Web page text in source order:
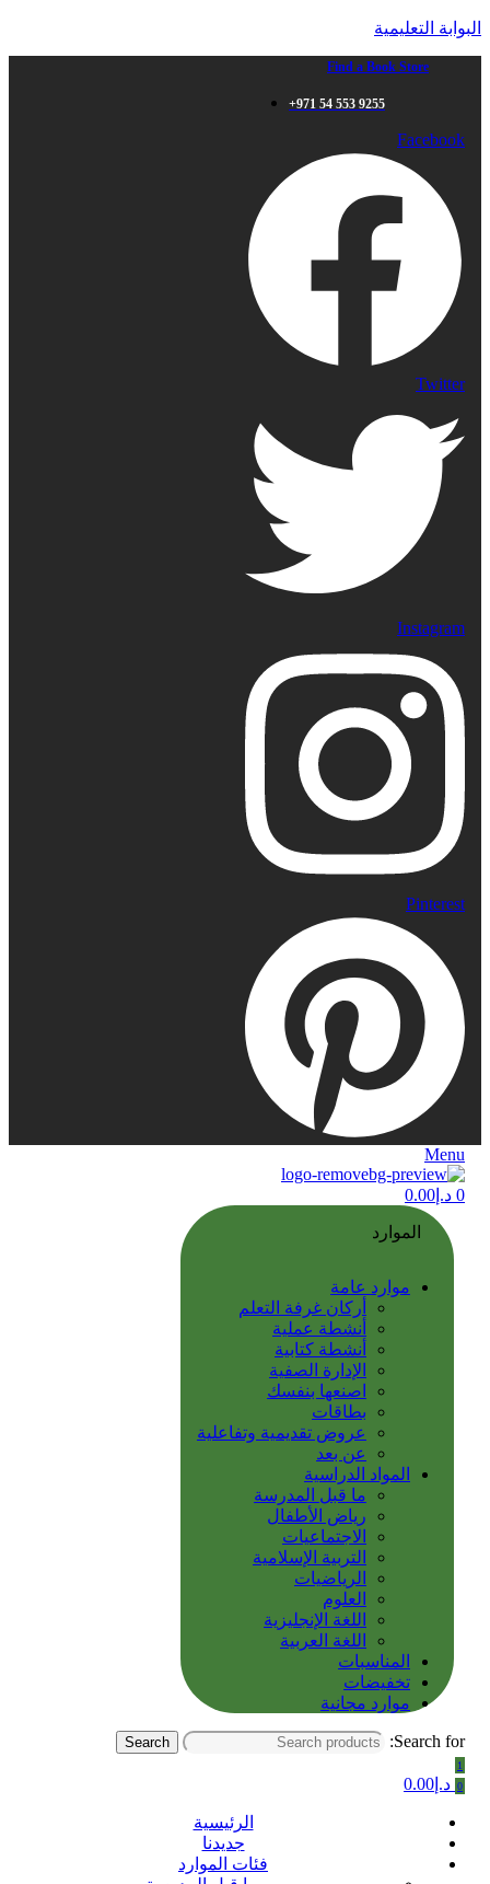
البوابة التعليمية
Find a Book Store
+971 54 553 9255
Facebook
Twitter
Instagram
Pinterest
Menu
0 د.إ 0.00
الموارد
موارد عامة
أركان غرفة التعلم
أنشطة عملية
أنشطة كتابية
الإدارة الصفية
اصنعها بنفسك
بطاقات
عروض تقديمية وتفاعلية
عن بعد
المواد الدراسية
ما قبل المدرسة
رياض الأطفال
الاجتماعيات
التربية الإسلامية
الرياضيات
العلوم
اللغة الإنجليزية
اللغة العربية
المناسبات
تخفيضات
موارد مجانية
Search for:
Search
1
0 د.إ 0.00
الرئيسية
جديدنا
فئات الموارد